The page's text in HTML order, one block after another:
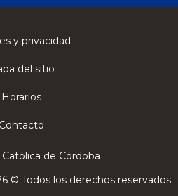
y privacidad
del sitio
Horarios
Contacto
de Córdoba
© Todos los derechos reservados.